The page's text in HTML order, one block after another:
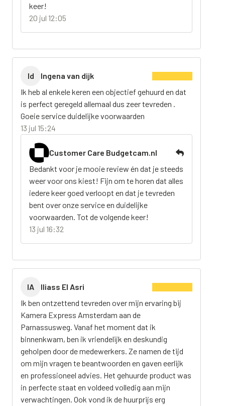
keer!
20 jul 12:05
Id
Ingena van dijk
Ik heb al enkele keren een objectief gehuurd en dat
is perfect geregeld allemaal dus zeer tevreden .
Goeie service duidelijke voorwaarden
13 jul 15:24
Customer Care Budgetcam.nl
Bedankt voor je mooie review én dat je steeds
weer voor ons kiest! Fijn om te horen dat alles
iedere keer goed verloopt en dat je tevreden
bent over onze service en duidelijke
voorwaarden. Tot de volgende keer!
13 jul 16:32
IA
Iliass El Asri
Ik ben ontzettend tevreden over mijn ervaring bij
Kamera Express Amsterdam aan de
Parnassusweg. Vanaf het moment dat ik
binnenkwam, ben ik vriendelijk en deskundig
geholpen door de medewerkers. Ze namen de tijd
om mijn vragen te beantwoorden en gaven eerlijk
en professioneel advies. Het gehuurde product was
in perfecte staat en voldeed volledig aan mijn
verwachtingen. Ook vond ik de huurprijs erg